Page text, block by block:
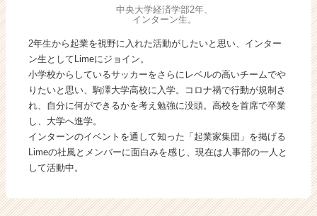
中央大学経済学部2年、
インターン生。
2年生から起業を視野に入れた活動がしたいと思い、インター
ン生としてLimeにジョイン。
小学校からしているサッカーをさらにレベルの高いチームでや
りたいと思い、駒澤大学高校に入学。コロナ禍で行動が規制さ
れ、自分に何ができるかを考え勉強に没頭。高校を首席で卒業
し、大学へ進学。
インターンのイベントを通して知った「起業家集団」を掲げる
Limeの社風とメンバーに面白みを感じ、現在は人事部の一人と
して活動中。